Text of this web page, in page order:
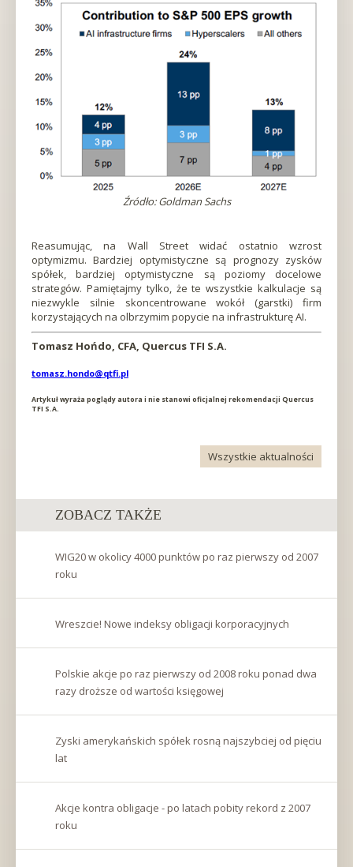
Źródło: Goldman Sachs
Reasumując, na Wall Street widać ostatnio wzrost
optymizmu. Bardziej optymistyczne są prognozy zysków
spółek, bardziej optymistyczne są poziomy docelowe
strategów. Pamiętajmy tylko, że te wszystkie kalkulacje są
niezwykle silnie skoncentrowane wokół (garstki) firm
korzystających na olbrzymim popycie na infrastrukturę AI.
Tomasz Hońdo, CFA, Quercus TFI S.A.
tomasz.hondo@qtfi.pl
Artykuł wyraża poglądy autora i nie stanowi oficjalnej rekomendacji Quercus
TFI S.A.
Wszystkie aktualności
ZOBACZ TAKŻE
WIG20 w okolicy 4000 punktów po raz pierwszy od 2007
roku
Wreszcie! Nowe indeksy obligacji korporacyjnych
Polskie akcje po raz pierwszy od 2008 roku ponad dwa
razy droższe od wartości księgowej
Zyski amerykańskich spółek rosną najszybciej od pięciu
lat
Akcje kontra obligacje - po latach pobity rekord z 2007
roku